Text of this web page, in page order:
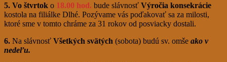
5. Vo štvrtok o 18.00 hod. bude slávnosť Výročia konsekrácie
kostola na filiálke Dlhé. Pozývame vás poďakovať sa za milosti,
ktoré sme v tomto chráme za 31 rokov od posviacky dostali.
6. Na slávnosť Všetkých svätých (sobota) budú sv. omše ako v
nedeľu.